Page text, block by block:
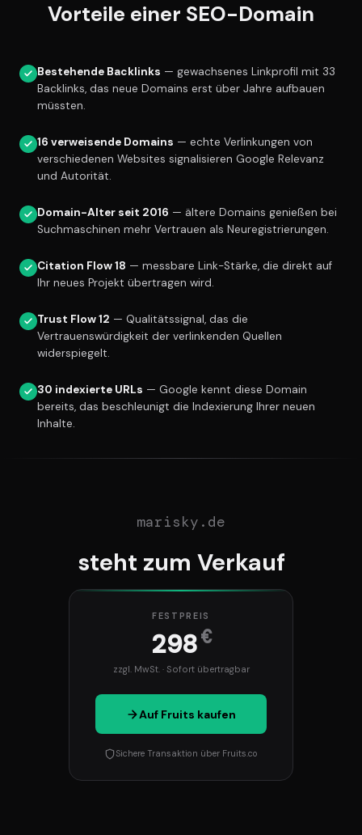
Vorteile einer SEO-Domain
Bestehende Backlinks — gewachsenes Linkprofil mit 33
Backlinks, das neue Domains erst über Jahre aufbauen
müssten.
16 verweisende Domains — echte Verlinkungen von
verschiedenen Websites signalisieren Google Relevanz
und Autorität.
Domain-Alter seit 2016 — ältere Domains genießen bei
Suchmaschinen mehr Vertrauen als Neuregistrierungen.
Citation Flow 18 — messbare Link-Stärke, die direkt auf
Ihr neues Projekt übertragen wird.
Trust Flow 12 — Qualitätssignal, das die
Vertrauenswürdigkeit der verlinkenden Quellen
widerspiegelt.
30 indexierte URLs — Google kennt diese Domain
bereits, das beschleunigt die Indexierung Ihrer neuen
Inhalte.
marisky.de
steht zum Verkauf
FESTPREIS
298€
zzgl. MwSt. · Sofort übertragbar
Auf Fruits kaufen
Sichere Transaktion über Fruits.co